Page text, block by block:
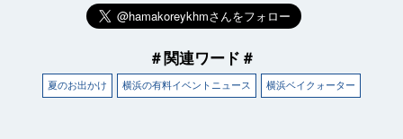
＃関連ワード＃
夏のお出かけ 横浜の有料イベントニュース 横浜ベイクォーター